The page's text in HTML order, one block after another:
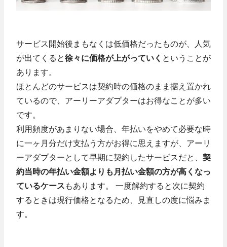
サービス開始後まもなくは低価格だったものが、人気
が出てくると徐々に価格が上がっていく ということが
あります。
ほとんどのサービスは契約時の価格のまま据え置かれ
ているので、アーリーアダプターはお得なことが多い
です。
利用頻度があまりない場合、年払いをやめて必要な時
に一ヶ月分だけ支払う方がお得に思えますが、アーリ
ーアダプターとして早期に契約したサービスだと、 契
約当時の年払い金額よりも月払い金額の方が高くなっ
ているケース もあります。 一度解約すると次に契約
するときは現行価格となるため、見直しの度に悩みま
す。